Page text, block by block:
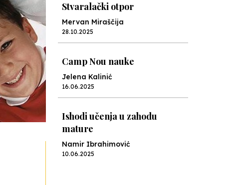
Stvaralački otpor
Mervan Miraščija
28.10.2025
Camp Nou nauke
Jelena Kalinić
16.06.2025
Ishodi učenja u zahodu
mature
Namir Ibrahimović
10.06.2025